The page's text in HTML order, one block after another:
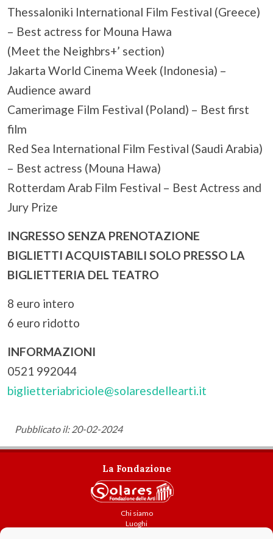
Thessaloniki International Film Festival (Greece)
– Best actress for Mouna Hawa
(Meet the Neighbrs+’ section)
Jakarta World Cinema Week (Indonesia) –
Audience award
Camerimage Film Festival (Poland) – Best first
film
Red Sea International Film Festival (Saudi Arabia)
– Best actress (Mouna Hawa)
Rotterdam Arab Film Festival – Best Actress and
Jury Prize
INGRESSO SENZA PRENOTAZIONE
BIGLIETTI ACQUISTABILI SOLO PRESSO LA
BIGLIETTERIA DEL TEATRO
8 euro intero
6 euro ridotto
INFORMAZIONI
0521 992044
biglietteriabriciole@solaresdellearti.it
Pubblicato il: 20-02-2024
La Fondazione
Chi siamo
Luoghi